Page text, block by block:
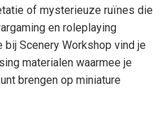
of mysterieuze ruïnes die
en roleplaying
Scenery Workshop vind je
materialen waarmee je
brengen op miniature